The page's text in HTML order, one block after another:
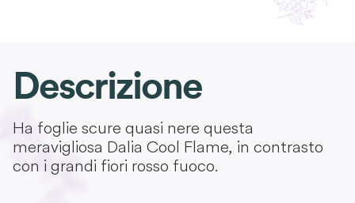
Descrizione
Ha foglie scure quasi nere questa
meravigliosa Dalia Cool Flame, in contrasto
con i grandi fiori rosso fuoco.